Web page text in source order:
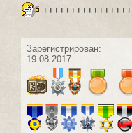
++++++++++++++++
Зарегистрирован:
19.08.2017